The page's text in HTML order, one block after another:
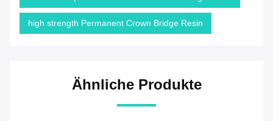
high strength Permanent Crown Bridge Resin
Ähnliche Produkte